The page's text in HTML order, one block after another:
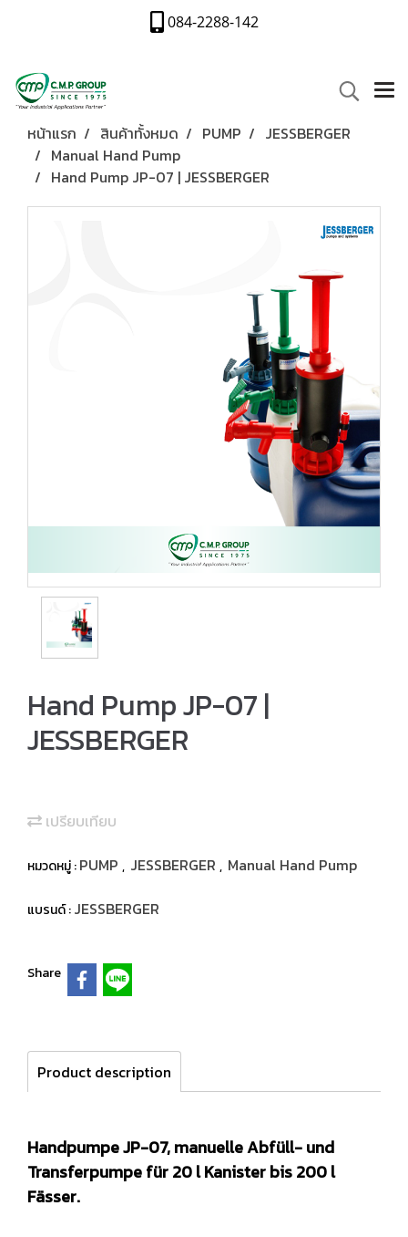
084-2288-142
หน้าแรก สินค้าทั้งหมด PUMP
JESSBERGER
Manual Hand Pump
Hand Pump JP-07 | JESSBERGER
Hand Pump JP-07 |
JESSBERGER
เปรียบเทียบ
หมวดหมู่ :PUMP , JESSBERGER , Manual Hand Pump
แบรนด์ :JESSBERGER
Share
Product description
Handpumpe JP-07, manuelle Abfüll- und
Transferpumpe für 20 l Kanister bis 200 l
Fässer.